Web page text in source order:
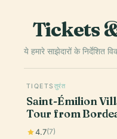
Tickets
ये हमारे साझेदारों के निर्देशित
TIQETS तुरंत
Saint-Émilion
Tour from
4.7(7)